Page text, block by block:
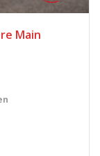
Main